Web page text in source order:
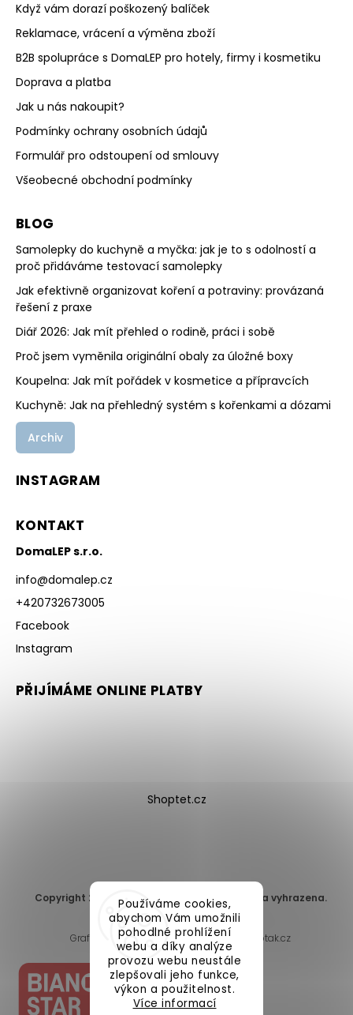
Používáme cookies,
abychom Vám umožnili
pohodlné prohlížení
webu a díky analýze
provozu webu neustále
zlepšovali jeho funkce,
výkon a použitelnost.
Více informací
Když vám dorazí poškozený balíček
Reklamace, vrácení a výměna zboží
B2B spolupráce s DomaLEP pro hotely, firmy i kosmetiku
Doprava a platba
Jak u nás nakoupit?
Podmínky ochrany osobních údajů
Formulář pro odstoupení od smlouvy
Všeobecné obchodní podmínky
BLOG
Samolepky do kuchyně a myčka: jak je to s odolností a
proč přidáváme testovací samolepky
Jak efektivně organizovat koření a potraviny: provázaná
řešení z praxe
Diář 2026: Jak mít přehled o rodině, práci i sobě
Proč jsem vyměnila originální obaly za úložné boxy
Koupelna: Jak mít pořádek v kosmetice a přípravcích
Kuchyně: Jak na přehledný systém s kořenkami a dózami
Archiv
INSTAGRAM
KONTAKT
DomaLEP s.r.o.
info@domalep.cz
+420732673005
Facebook
Instagram
PŘIJÍMÁME ONLINE PLATBY
Shoptet.cz
Copyright 2026 DomaLEP s.r.o.
. Všechna práva vyhrazena.
Upravit nastavení cookies
Grafický návrh vytvořil a nakódoval
Shoptak.cz